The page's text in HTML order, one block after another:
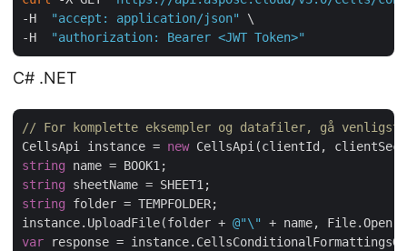
-H
"accept: application/json"
\
-H
"authorization: Bearer <JWT Token>"
C# .NET
// For komplette eksempler og datafiler, gå
CellsApi instance = new
string
string
string folder = TEMPFOLDER;
instance.UploadFile(folder + @"\"
+ name, File.Open(
var response =